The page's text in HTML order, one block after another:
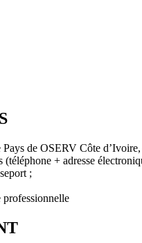
de OSERV Côte d’Ivoire,
+ adresse
;
professionnelle